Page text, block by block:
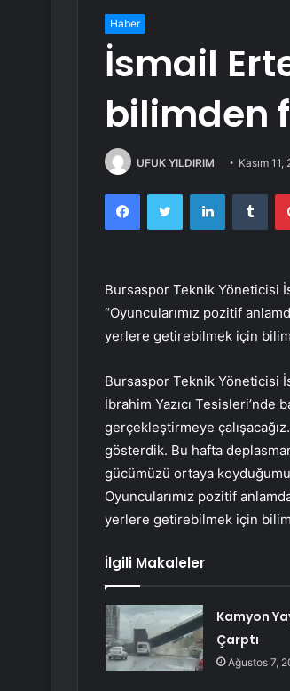
Haber
İsmail
bilimden
UFUK YILDIRIM Kasım 11,
FacebookTwitter LinkedIn
Bursaspor Teknik Yöneticisi
“Oyuncularımız pozitif
yerlere getirebilmek için
Bursaspor Teknik Yöneticisi
İbrahim Yazıcı Tesisleri’nde
gerçekleştirmeye
gösterdik. Bu hafta
gücümüzü ortaya
Oyuncularımız pozitif
yerlere getirebilmek için
İlgili Makaleler
Kamyon
Çarptı
Ağustos 7,